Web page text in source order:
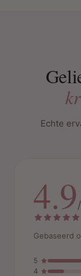
Echte
4.9
Gebaseerd
5
4